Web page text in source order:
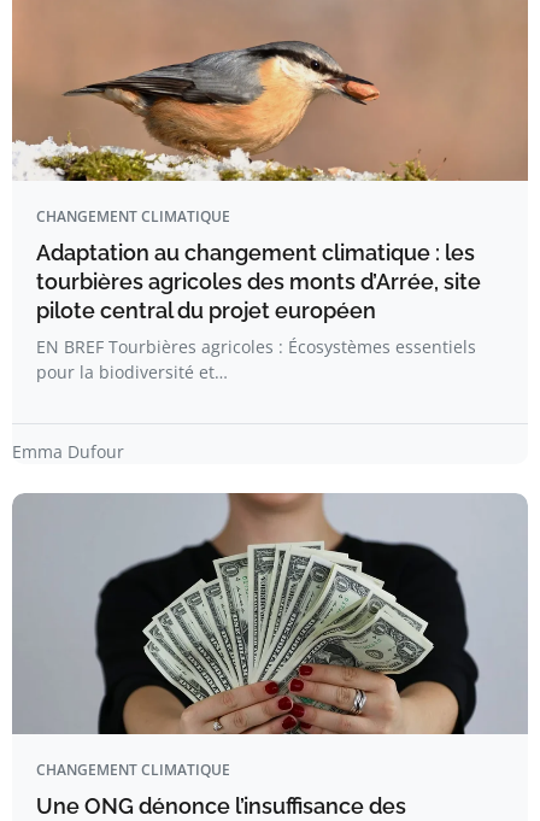
CHANGEMENT CLIMATIQUE
Adaptation au changement climatique : les
tourbières agricoles des monts d’Arrée, site
pilote central du projet européen
EN BREF Tourbières agricoles : Écosystèmes essentiels
pour la biodiversité et…
Emma Dufour
CHANGEMENT CLIMATIQUE
Une ONG dénonce l’insuffisance des